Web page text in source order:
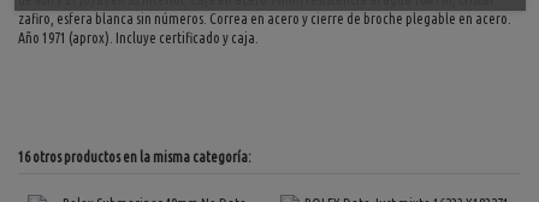
zafiro, esfera blanca sin números. Correa en acero y cierre de broche plegable en acero.
Año 1971 (aprox). Incluye certificado y caja.
16 otros productos en la misma categoría: